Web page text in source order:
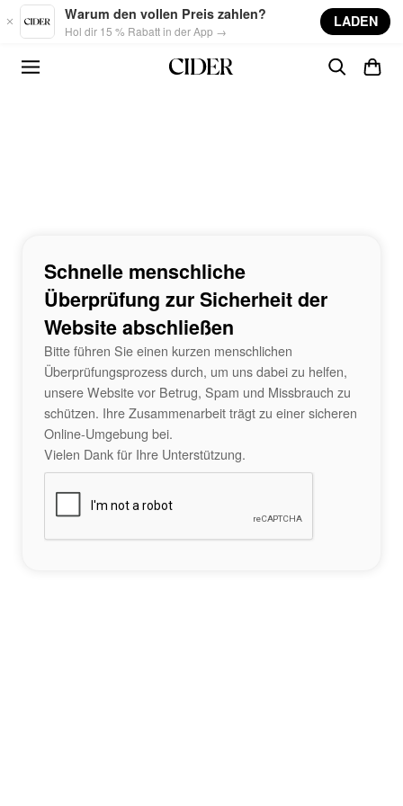
Skip to main content
Warum den vollen Preis zahlen?
Hol dir 15 % Rabatt in der App →
LADEN
Schnelle menschliche
Überprüfung zur Sicherheit der
Website abschließen
Bitte führen Sie einen kurzen menschlichen
Überprüfungsprozess durch, um uns dabei zu helfen,
unsere Website vor Betrug, Spam und Missbrauch zu
schützen. Ihre Zusammenarbeit trägt zu einer sicheren
Online-Umgebung bei.
Vielen Dank für Ihre Unterstützung.